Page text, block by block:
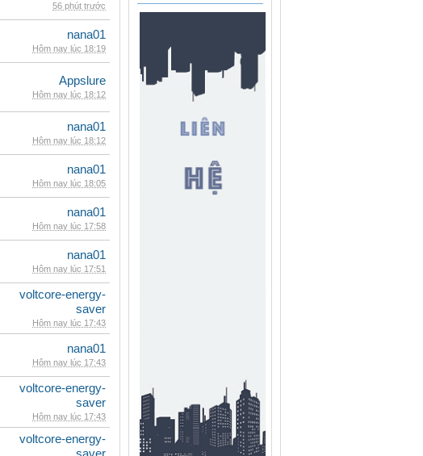
56 phút trước
nana01
Hôm nay lúc 18:19
Appslure
Hôm nay lúc 18:12
nana01
Hôm nay lúc 18:12
nana01
Hôm nay lúc 18:05
nana01
Hôm nay lúc 17:58
nana01
Hôm nay lúc 17:51
voltcore-energy-
saver
Hôm nay lúc 17:43
nana01
Hôm nay lúc 17:43
voltcore-energy-
saver
Hôm nay lúc 17:43
voltcore-energy-